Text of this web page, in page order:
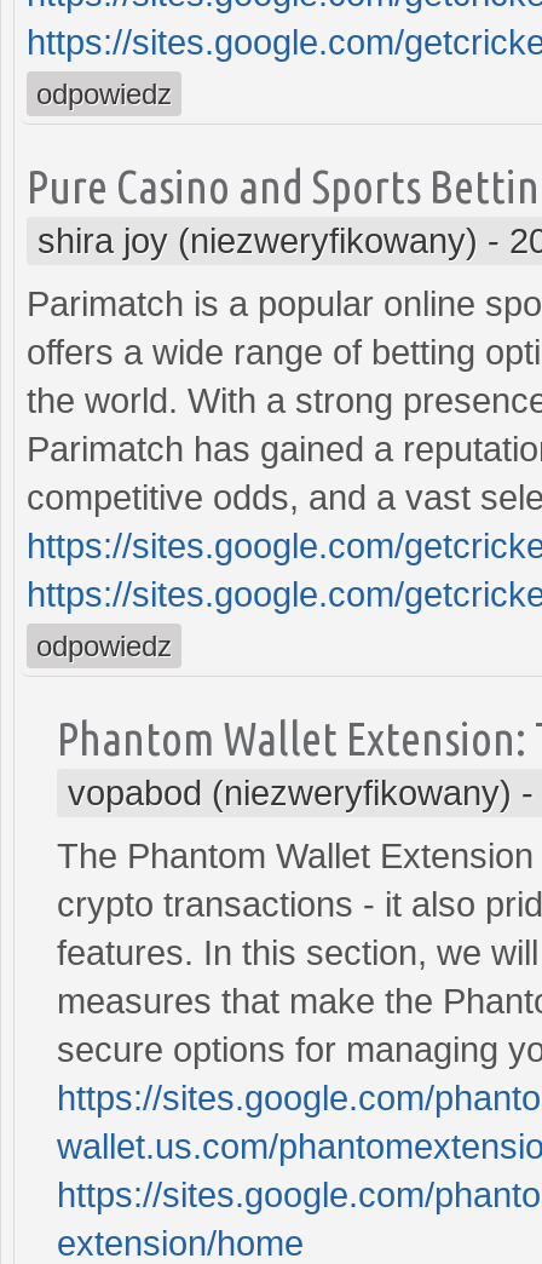
https://sites.google.com/
odpowiedz
Pure Casino and Sports
shira joy (niezweryfikowany) -
Parimatch is a popular online
offers a wide range of betting
the world. With a strong
Parimatch has gained a
competitive odds, and a vast
https://sites.google.com/
https://sites.google.com/
odpowiedz
Phantom Wallet
vopabod (niezweryfikowany) -
The Phantom Wallet
crypto transactions - it also
features. In this section, we
measures that make the
secure options for managing
https://sites.google.com/
wallet.us.com/
https://sites.google.com/
extension/home